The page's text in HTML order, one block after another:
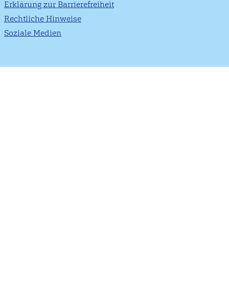
Erklärung zur Barrierefreiheit
Rechtliche Hinweise
Soziale Medien